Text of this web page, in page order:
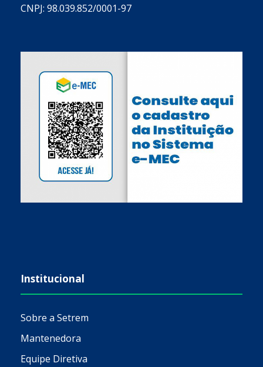
CNPJ: 98.039.852/0001-97
Institucional
Sobre a Setrem
Mantenedora
Equipe Diretiva